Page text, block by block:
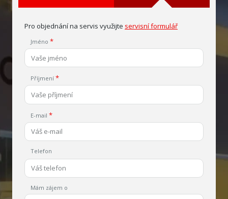
Pro objednání na servis využijte servisní formulář
Jméno
Příjmení
E-mail
Telefon
Mám zájem o